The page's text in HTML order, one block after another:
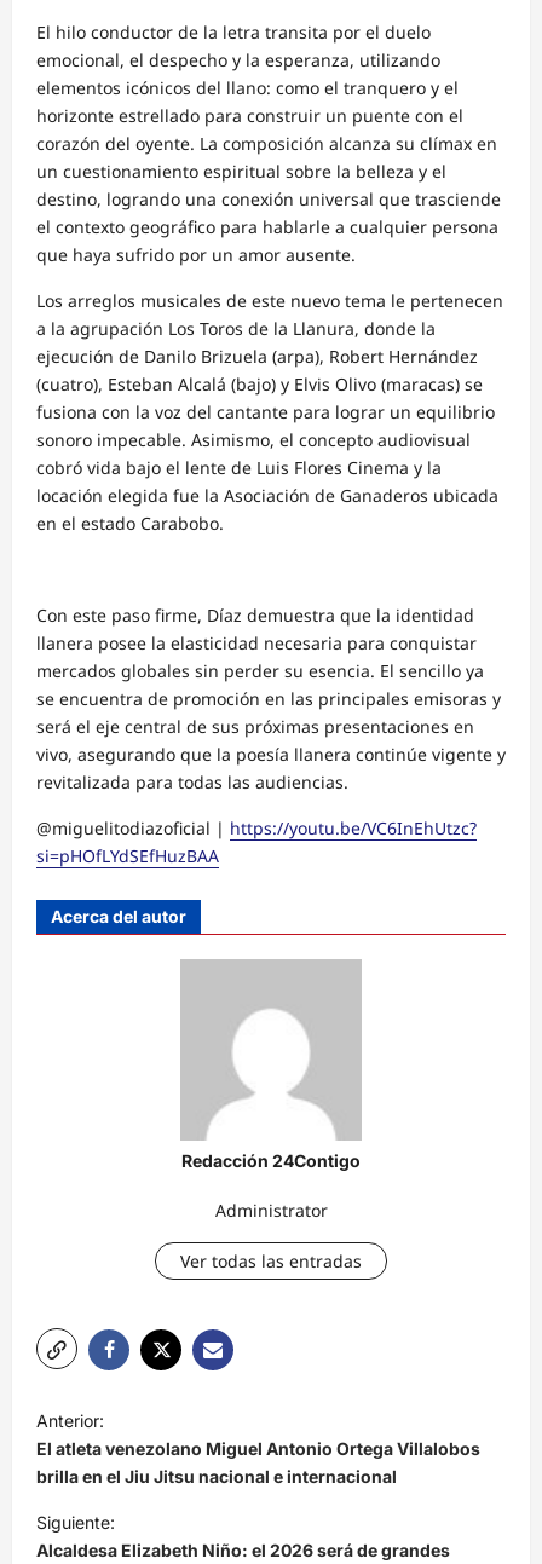
El hilo conductor de la letra transita por el duelo
emocional, el despecho y la esperanza, utilizando
elementos icónicos del llano: como el tranquero y el
horizonte estrellado para construir un puente con el
corazón del oyente. La composición alcanza su clímax en
un cuestionamiento espiritual sobre la belleza y el
destino, logrando una conexión universal que trasciende
el contexto geográfico para hablarle a cualquier persona
que haya sufrido por un amor ausente.
Los arreglos musicales de este nuevo tema le pertenecen
a la agrupación Los Toros de la Llanura, donde la
ejecución de Danilo Brizuela (arpa), Robert Hernández
(cuatro), Esteban Alcalá (bajo) y Elvis Olivo (maracas) se
fusiona con la voz del cantante para lograr un equilibrio
sonoro impecable. Asimismo, el concepto audiovisual
cobró vida bajo el lente de Luis Flores Cinema y la
locación elegida fue la Asociación de Ganaderos ubicada
en el estado Carabobo.
Con este paso firme, Díaz demuestra que la identidad
llanera posee la elasticidad necesaria para conquistar
mercados globales sin perder su esencia. El sencillo ya
se encuentra de promoción en las principales emisoras y
será el eje central de sus próximas presentaciones en
vivo, asegurando que la poesía llanera continúe vigente y
revitalizada para todas las audiencias.
@miguelitodiazoficial | https://youtu.be/VC6InEhUtzc?
si=pHOfLYdSEfHuzBAA
Acerca del autor
Redacción 24Contigo
Administrator
Ver todas las entradas
a
v
e
g
Anterior:
El atleta venezolano Miguel Antonio Ortega Villalobos
brilla en el Jiu Jitsu nacional e internacional
Siguiente:
Alcaldesa Elizabeth Niño: el 2026 será de grandes